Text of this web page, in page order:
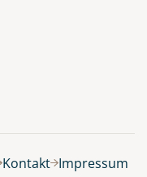
Kontakt Impressum